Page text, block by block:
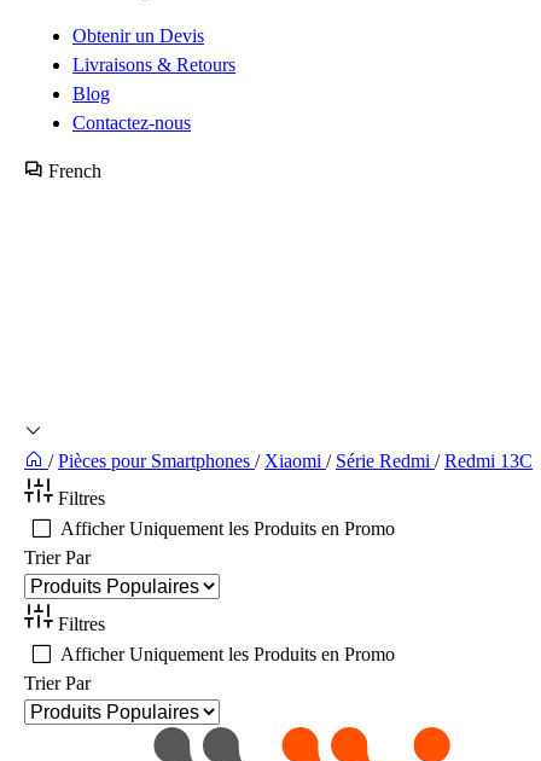
Obtenir un Devis
Livraisons & Retours
Blog
Contactez-nous
French
/ Pièces pour Smartphones / Xiaomi / Série Redmi / Redmi 13C
Filtres
Afficher Uniquement les Produits en Promo
Trier Par
Filtres
Afficher Uniquement les Produits en Promo
Trier Par